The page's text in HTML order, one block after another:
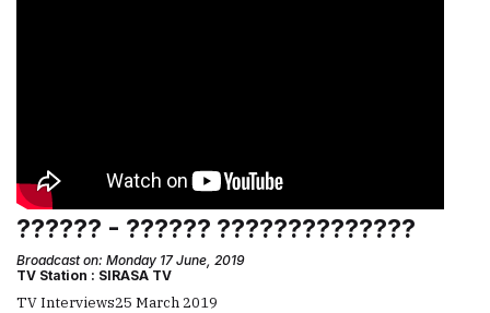
?????? - ?????? ??????????????
Broadcast on: Monday 17 June, 2019
TV Station : SIRASA TV
TV Interviews25 March 2019